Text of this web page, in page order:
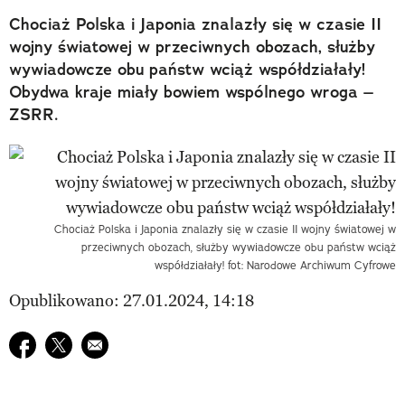
Chociaż Polska i Japonia znalazły się w czasie II
wojny światowej w przeciwnych obozach, służby
wywiadowcze obu państw wciąż współdziałały!
Obydwa kraje miały bowiem wspólnego wroga –
ZSRR.
Chociaż Polska i Japonia znalazły się w czasie II wojny światowej w
przeciwnych obozach, służby wywiadowcze obu państw wciąż
współdziałały! fot: Narodowe Archiwum Cyfrowe
Opublikowano: 27.01.2024, 14:18
Udostępnij na facebook
Udostępnij na twitter
E-mail do przyjaciela